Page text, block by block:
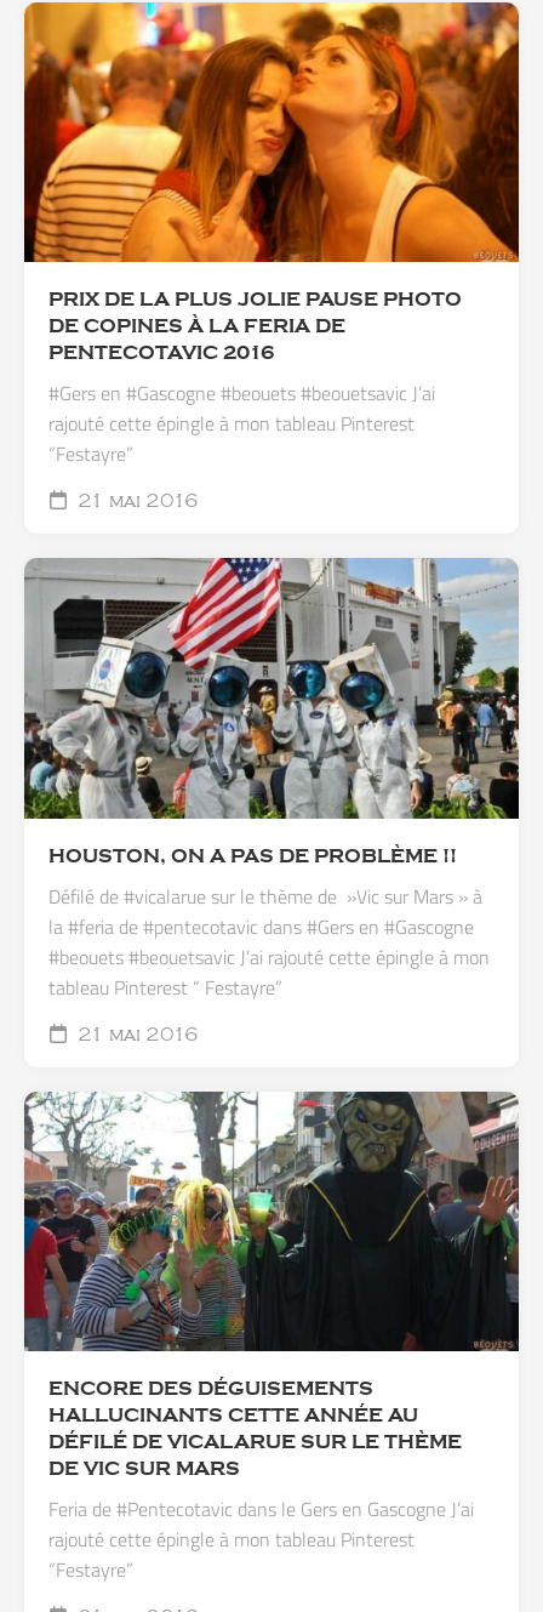
PRIX DE LA PLUS JOLIE PAUSE PHOTO
DE COPINES À LA FERIA DE
PENTECOTAVIC 2016
#Gers en #Gascogne #beouets #beouetsavic J’ai
rajouté cette épingle à mon tableau Pinterest
“Festayre”
21 mai 2016
HOUSTON, ON A PAS DE PROBLÈME !!
Défilé de ‪#‎vicalarue‬ sur le thème de ‪ »Vic sur Mars »‬ à
la ‪#‎feria‬ de ‪#‎pentecotavic‬ dans #Gers en #Gascogne
#beouets #beouetsavic J’ai rajouté cette épingle à mon
tableau Pinterest “ Festayre”
21 mai 2016
ENCORE DES ‪DÉGUISEMENTS‬
HALLUCINANTS CETTE ANNÉE AU
DÉFILÉ DE ‪‎VICALARUE‬ SUR LE THÈME
DE ‪VIC SUR MARS
‬Feria‬ de ‪#Pentecotavic‬ dans le Gers en Gascogne J’ai
rajouté cette épingle à mon tableau Pinterest
“Festayre”